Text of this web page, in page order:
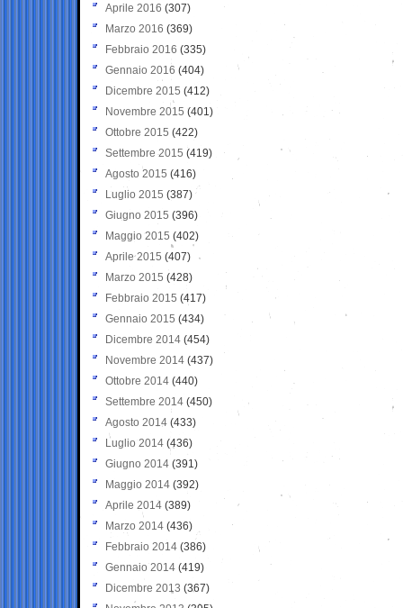
Aprile 2016 (307)
Marzo 2016 (369)
Febbraio 2016 (335)
Gennaio 2016 (404)
Dicembre 2015 (412)
Novembre 2015 (401)
Ottobre 2015 (422)
Settembre 2015 (419)
Agosto 2015 (416)
Luglio 2015 (387)
Giugno 2015 (396)
Maggio 2015 (402)
Aprile 2015 (407)
Marzo 2015 (428)
Febbraio 2015 (417)
Gennaio 2015 (434)
Dicembre 2014 (454)
Novembre 2014 (437)
Ottobre 2014 (440)
Settembre 2014 (450)
Agosto 2014 (433)
Luglio 2014 (436)
Giugno 2014 (391)
Maggio 2014 (392)
Aprile 2014 (389)
Marzo 2014 (436)
Febbraio 2014 (386)
Gennaio 2014 (419)
Dicembre 2013 (367)